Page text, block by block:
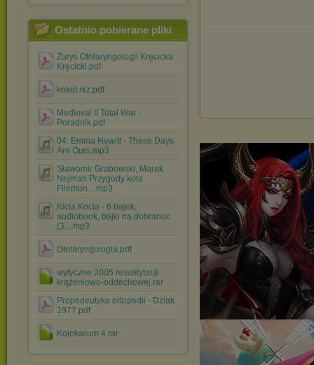
Ostatnio pobierane pliki
Zarys Otolaryngologii Kręcicka
Kręcicki.pdf
kokot rkz.pdf
Medieval II Total War -
Poradnik.pdf
04. Emma Hewitt - These Days
Are Ours.mp3
Sławomir Grabowski, Marek
Nejman Przygody kota
Filemon....mp3
Kicia Kocia - 6 bajek,
audiobook, bajki na dobranoc
(3....mp3
Otolaryngologia.pdf
wytyczne 2005 resustytacji
krążeniowo-oddechowej.rar
Propedeutyka ortopedii - Dziak
1977.pdf
Kolokwium 4.rar